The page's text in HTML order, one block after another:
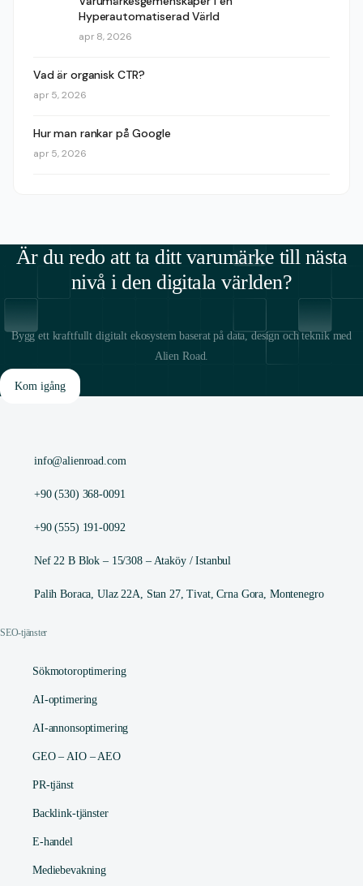
Hyperautomatiserad Värld
apr 8, 2026
Vad är organisk CTR?
apr 5, 2026
Hur man rankar på Google
apr 5, 2026
Är du redo att ta ditt varumärke till nästa
nivå i den digitala världen?
Bygg ett kraftfullt digitalt ekosystem baserat på data, design och teknik med
Alien Road.
Kom igång
info@alienroad.com
+90 (530) 368-0091
+90 (555) 191-0092
Nef 22 B Blok – 15/308 – Ataköy / Istanbul
Palih Boraca, Ulaz 22A, Stan 27, Tivat, Crna Gora, Montenegro
SEO-tjänster
Sökmotoroptimering
AI-optimering
AI-annonsoptimering
GEO – AIO – AEO
PR-tjänst
Backlink-tjänster
E-handel
Mediebevakning